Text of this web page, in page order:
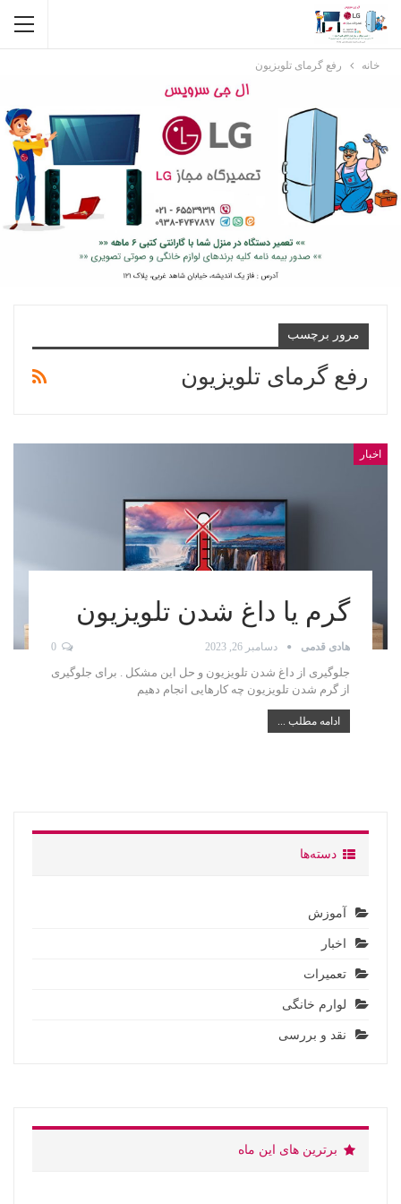
خانه رفع گرمای تلویزیون
مرور برچسب
رفع گرمای تلویزیون
اخبار
گرم یا داغ شدن تلویزیون
هادی قدمی دسامبر 26, 2023 0
جلوگیری از داغ شدن تلویزیون و حل این مشکل . برای جلوگیری
از گرم شدن تلویزیون چه کارهایی انجام دهیم
ادامه مطلب ...
دسته‌ها
آموزش
اخبار
تعمیرات
لوارم خانگی
نقد و بررسی
برترین های این ماه